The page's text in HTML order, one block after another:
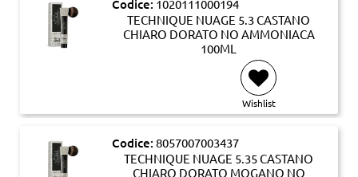
Codice: 1020111000194
TECHNIQUE NUAGE 5.3 CASTANO
CHIARO DORATO NO AMMONIACA
100ML
Wishlist
Codice: 8057007003437
TECHNIQUE NUAGE 5.35 CASTANO
CHIARO DORATO MOGANO NO